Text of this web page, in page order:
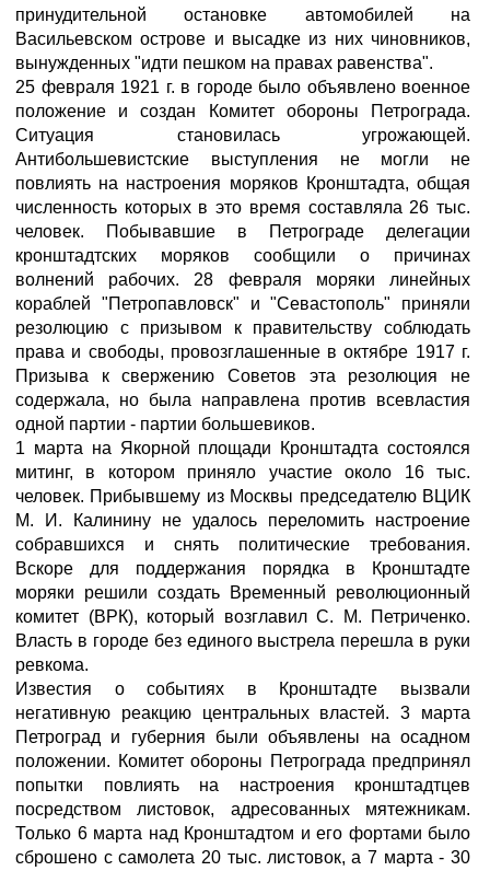
принудительной остановке автомобилей на
Васильевском острове и высадке из них чиновников,
вынужденных "идти пешком на правах равенства".
25 февраля 1921 г. в городе было объявлено военное
положение и создан Комитет обороны Петрограда.
Ситуация становилась угрожающей.
Антибольшевистские выступления не могли не
повлиять на настроения моряков Кронштадта, общая
численность которых в это время составляла 26 тыс.
человек. Побывавшие в Петрограде делегации
кронштадтских моряков сообщили о причинах
волнений рабочих. 28 февраля моряки линейных
кораблей "Петропавловск" и "Севастополь" приняли
резолюцию с призывом к правительству соблюдать
права и свободы, провозглашенные в октябре 1917 г.
Призыва к свержению Советов эта резолюция не
содержала, но была направлена против всевластия
одной партии - партии большевиков.
1 марта на Якорной площади Кронштадта состоялся
митинг, в котором приняло участие около 16 тыс.
человек. Прибывшему из Москвы председателю ВЦИК
М. И. Калинину не удалось переломить настроение
собравшихся и снять политические требования.
Вскоре для поддержания порядка в Кронштадте
моряки решили создать Временный революционный
комитет (ВРК), который возглавил С. М. Петриченко.
Власть в городе без единого выстрела перешла в руки
ревкома.
Известия о событиях в Кронштадте вызвали
негативную реакцию центральных властей. 3 марта
Петроград и губерния были объявлены на осадном
положении. Комитет обороны Петрограда предпринял
попытки повлиять на настроения кронштадтцев
посредством листовок, адресованных мятежникам.
Только 6 марта над Кронштадтом и его фортами было
сброшено с самолета 20 тыс. листовок, а 7 марта - 30